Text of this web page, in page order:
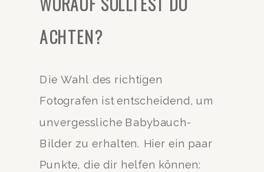
ACHTEN?
Die Wahl des richtigen
Fotografen ist entscheidend, um
unvergessliche Babybauch-
Bilder zu erhalten. Hier ein paar
Punkte, die dir helfen können: